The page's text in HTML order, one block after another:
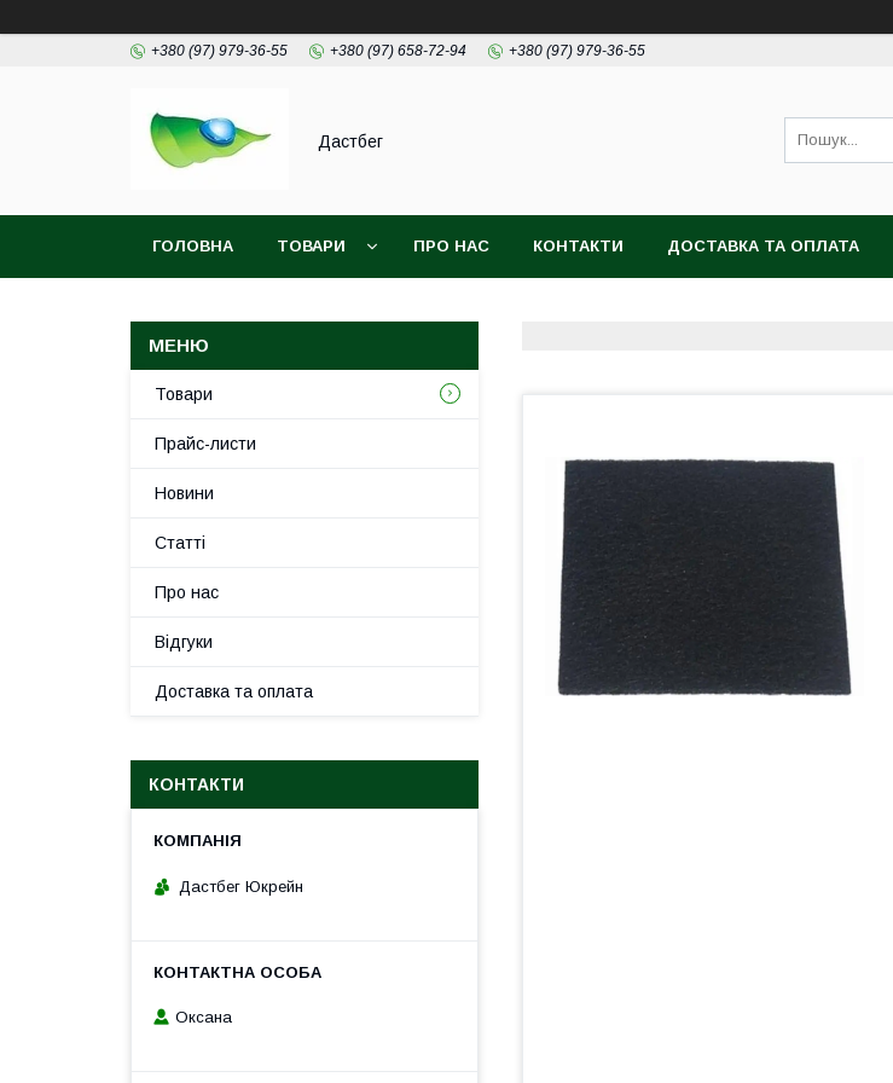
+380 (97) 979-36-55 +380 (97) 658-72-94 +380 (97) 979-36-55
Дастбег
ГОЛОВНА ТОВАРИ ПРО НАС КОНТАКТИ ДОСТАВКА ТА ОПЛАТА
Товари
Прайс-листи
Новини
Статті
Про нас
Відгуки
Доставка та оплата
КОНТАКТИ
Дастбег Юкрейн
Оксана